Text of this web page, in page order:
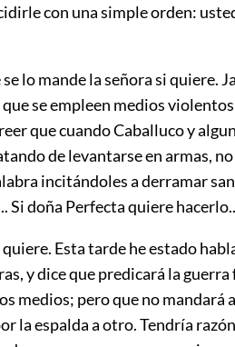
con una simple orden:
lo mande la señora si quiere.
se empleen medios
que cuando Caballuco y
de levantarse en armas,
incitándoles a derramar
Si doña Perfecta quiere
Esta tarde he estado
y dice que predicará la
medios; pero que no mandará
la espalda a otro. Tendría